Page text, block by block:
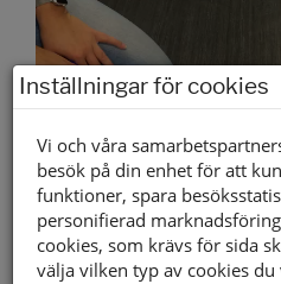
Inställningar för cookies
Vi och våra
besök på din enhet för att
funktioner, spara
personifierad
cookies, som krävs för sida
välja vilken typ av cookies